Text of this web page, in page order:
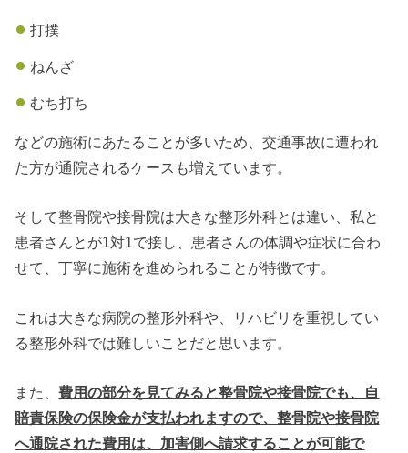
打撲
ねんざ
むち打ち
などの施術にあたることが多いため、交通事故に遭われ
た方が通院されるケースも増えています。
そして整骨院や接骨院は大きな整形外科とは違い、私と
患者さんとが1対1で接し、患者さんの体調や症状に合わ
せて、丁寧に施術を進められることが特徴です。
これは大きな病院の整形外科や、リハビリを重視してい
る整形外科では難しいことだと思います。
また、費用の部分を見てみると整骨院や接骨院でも、自
賠責保険の保険金が支払われますので、整骨院や接骨院
へ通院された費用は、加害側へ請求することが可能で